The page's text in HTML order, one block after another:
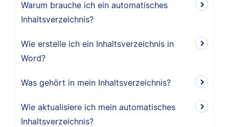
Warum brauche ich ein automatisches
Inhaltsverzeichnis?
Wie erstelle ich ein Inhaltsverzeichnis in
Word?
Was gehört in mein Inhaltsverzeichnis?
Wie aktualisiere ich mein automatisches
Inhaltsverzeichnis?